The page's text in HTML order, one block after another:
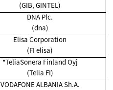
(GIB, GINTEL)
DNA Plc.
(dna)
Elisa Corporation
(FI elisa)
*TeliaSonera Finland Oyj
(Telia FI)
VODAFONE ALBANIA Sh.A.